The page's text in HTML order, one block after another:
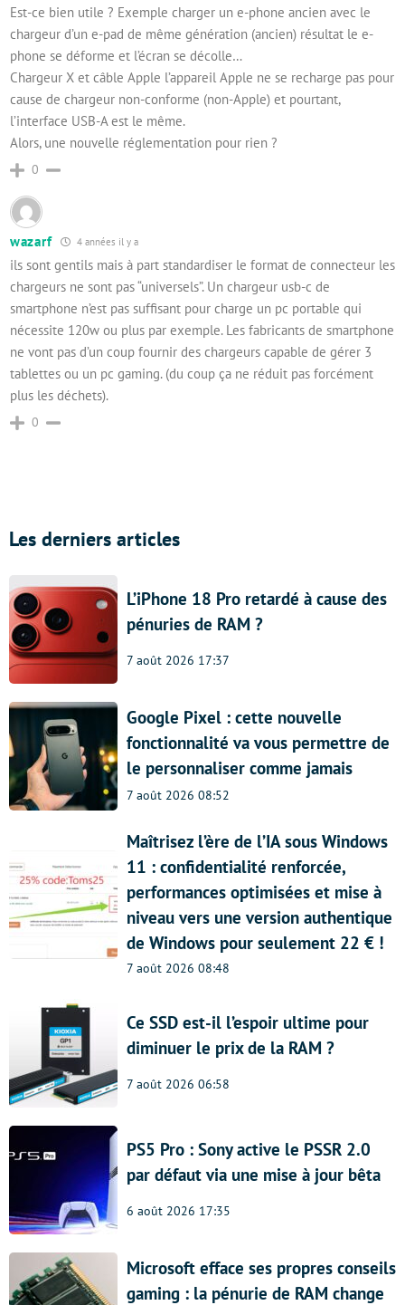
Est-ce bien utile ? Exemple charger un e-phone ancien avec le
chargeur d’un e-pad de même génération (ancien) résultat le e-
phone se déforme et l’écran se décolle…
Chargeur X et câble Apple l’appareil Apple ne se recharge pas pour
cause de chargeur non-conforme (non-Apple) et pourtant,
l’interface USB-A est le même.
Alors, une nouvelle réglementation pour rien ?
0
wazarf 4 années il y a
ils sont gentils mais à part standardiser le format de connecteur les
chargeurs ne sont pas “universels”. Un chargeur usb-c de
smartphone n’est pas suffisant pour charge un pc portable qui
nécessite 120w ou plus par exemple. Les fabricants de smartphone
ne vont pas d’un coup fournir des chargeurs capable de gérer 3
tablettes ou un pc gaming. (du coup ça ne réduit pas forcément
plus les déchets).
0
Les derniers articles
L’iPhone 18 Pro retardé à cause des
pénuries de RAM ?
7 août 2026 17:37
Google Pixel : cette nouvelle
fonctionnalité va vous permettre de
le personnaliser comme jamais
7 août 2026 08:52
Maîtrisez l’ère de l’IA sous Windows
11 : confidentialité renforcée,
performances optimisées et mise à
niveau vers une version authentique
de Windows pour seulement 22 € !
7 août 2026 08:48
Ce SSD est-il l’espoir ultime pour
diminuer le prix de la RAM ?
7 août 2026 06:58
PS5 Pro : Sony active le PSSR 2.0
par défaut via une mise à jour bêta
6 août 2026 17:35
Microsoft efface ses propres conseils
gaming : la pénurie de RAM change